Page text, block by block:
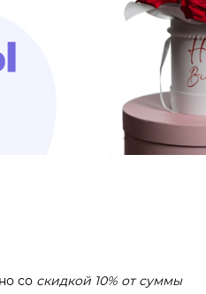
со скидкой 10% от суммы